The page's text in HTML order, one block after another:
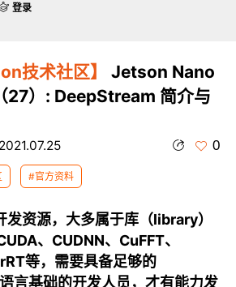
技术社区】
Jetson Nano
27）: DeepStream 简介与
2021.07.25 0
#官方资料
资源，大多属于库（library）
、CUDNN、CuFFT、
等，需要具备足够的
言基础的开发人员，才有能力发
登录